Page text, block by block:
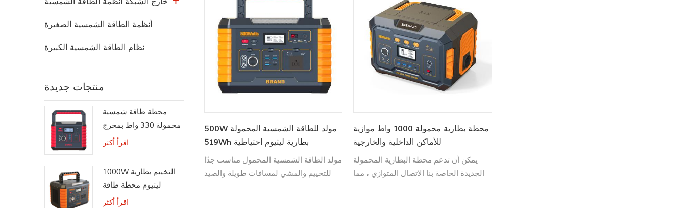
500W مولد للطاقة الشمسية المحمولة
519Wh بطارية ليثيوم احتياطية
مولد الطاقة الشمسية المحمول مناسب جدًا
للتخييم والمشي لمسافات طويلة والصيد
محطة بطارية محمولة 1000 واط موازية
للأماكن الداخلية والخارجية
يمكن أن تدعم محطة البطارية المحمولة
الجديدة الخاصة بنا الاتصال المتوازي ، مما
أنظمة الطاقة الشمسية الصغيرة
نظام الطاقة الشمسية الكبيرة
منتجات جديدة
محطة طاقة شمسية
محمولة 330 واط بمخرج
تيار متردد بموجة جيبية
اقرأ أكثر
1000W التخييم بطارية
ليثيوم محطة طاقة
الطوارئ
اقرأ أكثر